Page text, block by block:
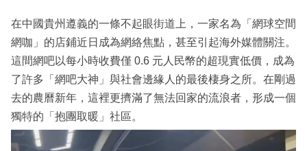
在中國貴州遵義的一條不起眼街道上，一家名為「網球空間
網咖」的店鋪近日成為網絡焦點，甚至引起海外媒體關注。
這間網吧以每小時收費僅 0.6 元人民幣的超現實低價，成為
了許多「網吧大神」與社會邊緣人的最後棲身之所。在剛過
去的農曆新年，這裡更擠滿了無法回家的流浪者，形成一個
獨特的「抱團取暖」社區。